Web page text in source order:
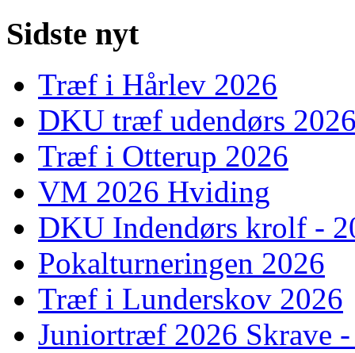
Sidste nyt
Træf i Hårlev 2026
DKU træf udendørs
Træf i Otterup 2026
VM 2026 Hviding
DKU Indendørs krolf -
Pokalturneringen 2026
Træf i Lunderskov 2026
Juniortræf 2026 Skrave